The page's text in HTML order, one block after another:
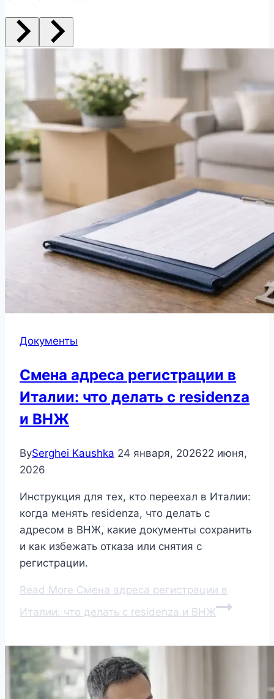
Документы
Смена адреса регистрации в
Италии: что делать с residenza
и ВНЖ
BySerghei Kaushka 24 января, 202622 июня,
2026
Инструкция для тех, кто переехал в Италии:
когда менять residenza, что делать с
адресом в ВНЖ, какие документы сохранить
и как избежать отказа или снятия с
регистрации.
Read More Смена адреса регистрации в
Италии: что делать с residenza и ВНЖ